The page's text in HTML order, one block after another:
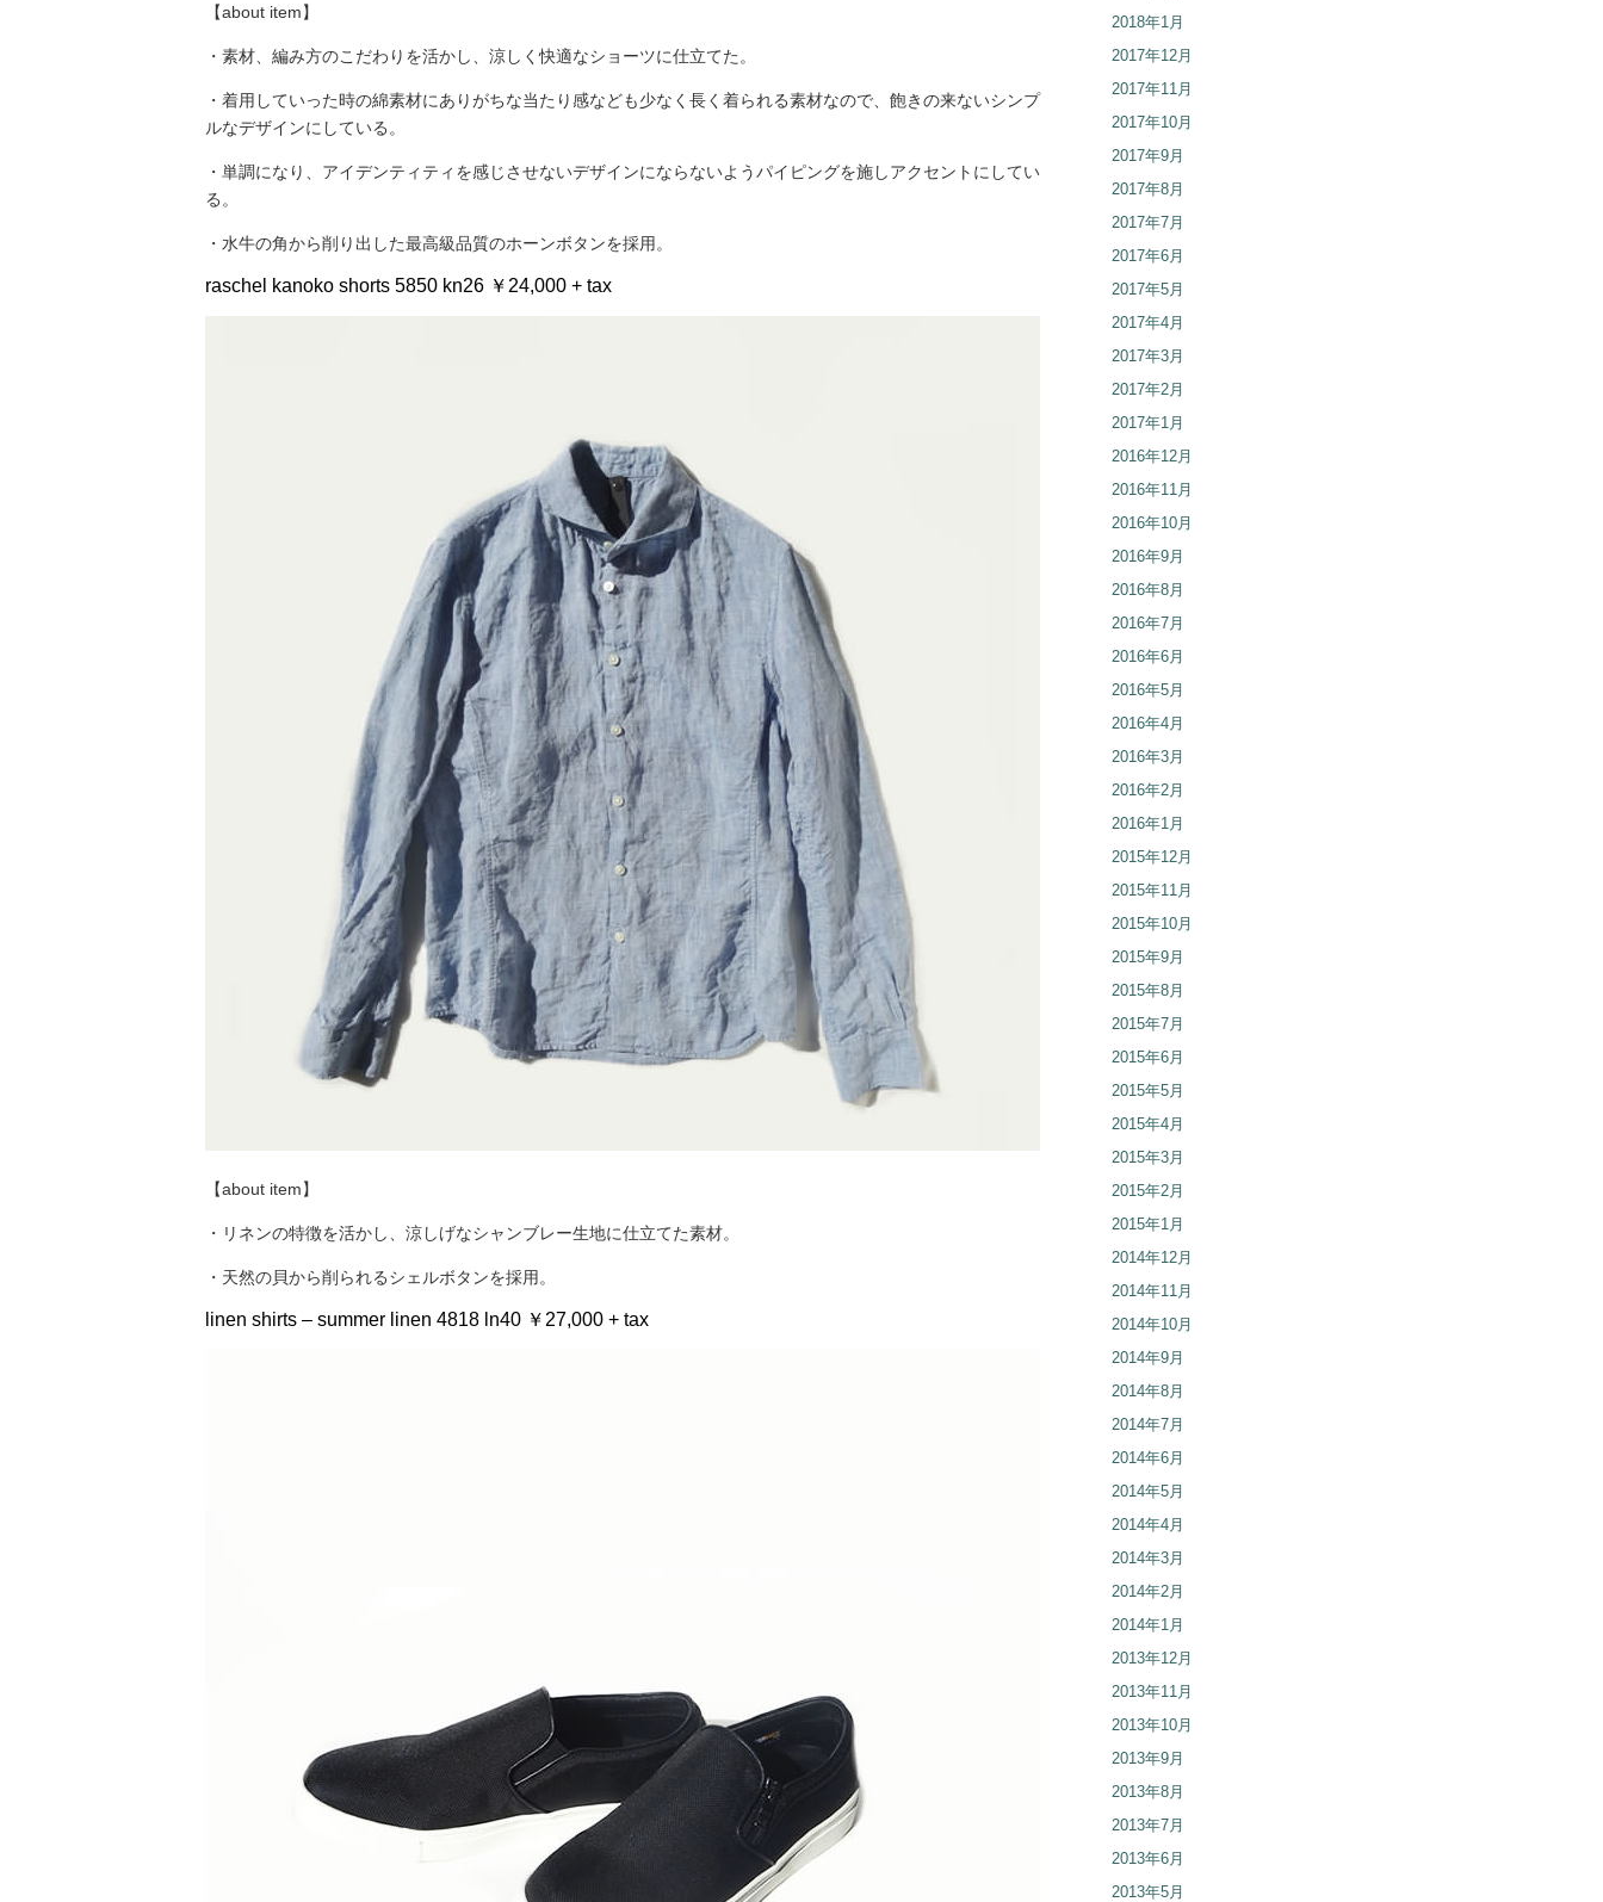
【about item】
・素材、編み方のこだわりを活かし、涼しく快適なショーツに仕立てた。
・着用していった時の綿素材にありがちな当たり感なども少なく長く着られる素材なので、飽きの来ないシンプ
ルなデザインにしている。
・単調になり、アイデンティティを感じさせないデザインにならないようパイピングを施しアクセントにしてい
る。
・水牛の角から削り出した最高級品質のホーンボタンを採用。
raschel kanoko shorts 5850 kn26 ￥24,000 + tax
【about item】
・リネンの特徴を活かし、涼しげなシャンブレー生地に仕立てた素材。
・天然の貝から削られるシェルボタンを採用。
linen shirts – summer linen 4818 ln40 ￥27,000 + tax
2018年1月
2017年12月
2017年11月
2017年10月
2017年9月
2017年8月
2017年7月
2017年6月
2017年5月
2017年4月
2017年3月
2017年2月
2017年1月
2016年12月
2016年11月
2016年10月
2016年9月
2016年8月
2016年7月
2016年6月
2016年5月
2016年4月
2016年3月
2016年2月
2016年1月
2015年12月
2015年11月
2015年10月
2015年9月
2015年8月
2015年7月
2015年6月
2015年5月
2015年4月
2015年3月
2015年2月
2015年1月
2014年12月
2014年11月
2014年10月
2014年9月
2014年8月
2014年7月
2014年6月
2014年5月
2014年4月
2014年3月
2014年2月
2014年1月
2013年12月
2013年11月
2013年10月
2013年9月
2013年8月
2013年7月
2013年6月
2013年5月